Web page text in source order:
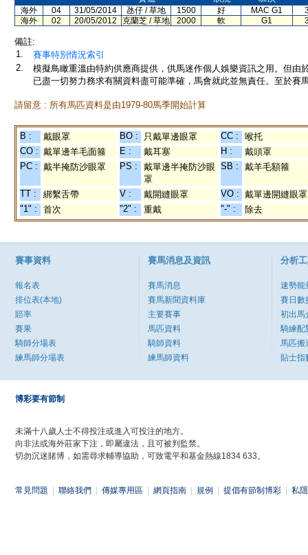
海外 04 31/05/2014 氹仔 / 草地 1500 好 MAC G1
海外
02 20/05/2012 克蘭芝 / 草地 2000 軟 G1
備註:
1.
賽事特別情況索引
2.
模擬鳥瞰重溫由特約供應商提供，供馬迷作個人娛樂資訊之用。但
已盡一切努力務求有關資料盡可能準確，馬會就此並無責任。至於賽
請留意 : 所有馬匹資料是由1979-80馬季開始計算
B : 戴眼罩 BO : 只戴單邊眼罩 CC :
喉托
CO : 戴單邊羊毛面箍 E : 戴耳塞 H :
戴頭罩
PC : 戴半掩防沙眼罩 PS :
戴單邊半掩防沙眼
罩
SB : 戴羊毛額箍
TT : 綁繫舌帶 V : 戴開縫眼罩 VO : 戴單邊開縫眼罩
"1" :
首次 "2" : 重戴 "-" : 除去
賽事資料
報名表
排位表(本地)
賠率
賽果
騎師分場表
練馬師分場表
賽馬消息及資訊
賽馬消息
賽馬新聞資料庫
主要賽事
馬匹資料
騎師資料
練馬師資料
分析
速勢能
賽日數
初出馬
騎練配
馬匹搬
貼士指
博彩要有節制
未滿十八歲人士不得投注或進入可投注的地方。
向非法或海外莊家下注，即屬違法，且可被判監禁。
切勿沉迷賭博，如需尋求輔導協助，可致電平和基金熱線1834 633。
常見問題 聯絡我們 傳媒專用區 網頁指南 規例 提倡有節制博彩 私